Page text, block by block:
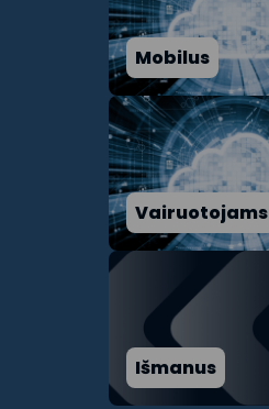
Mobilus
Vairuotojams
Išmanus